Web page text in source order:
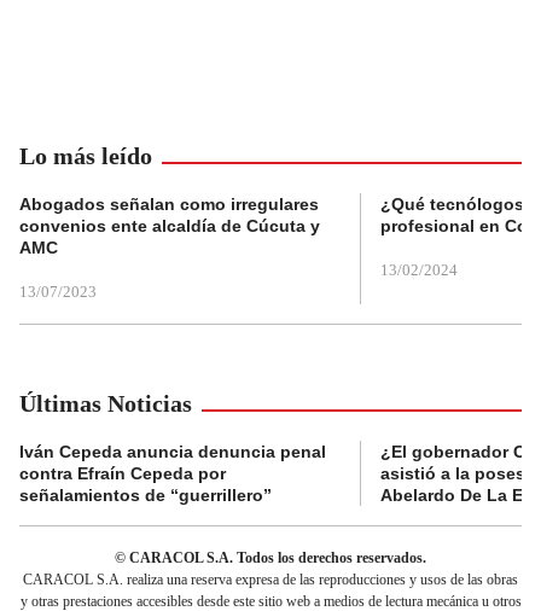
Lo más leído
Abogados señalan como irregulares
convenios ente alcaldía de Cúcuta y
AMC
13/07/2023
¿Qué tecnólogos
profesional en
13/02/2024
Últimas Noticias
Iván Cepeda anuncia denuncia penal
contra Efraín Cepeda por
señalamientos de “guerrillero”
¿El gobernador
asistió a la
Abelardo De La
© CARACOL S.A. Todos los derechos reservados.
CARACOL S.A. realiza una reserva expresa de las reproducciones y usos de las obras
y otras prestaciones accesibles desde este sitio web a medios de lectura mecánica u otros